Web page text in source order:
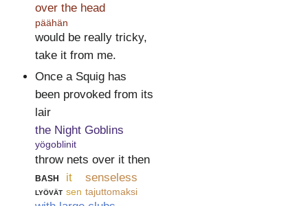
over the head
päähän
would be really tricky,
take it from me.
Once a Squig has
been provoked from its
lair
the Night Goblins
yögoblinit
throw nets over it then
bash
lyövät
it
sen
senseless
tajuttomaksi